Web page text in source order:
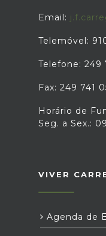
Email:
Telemóvel:
Telefone: 249
Fax: 249 741
Horário de
Seg. a Sex.:
VIVER
Agenda de